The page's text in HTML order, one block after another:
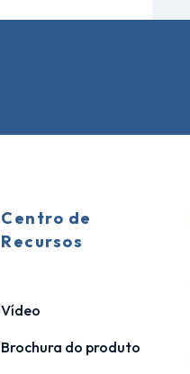
Centro de
Recursos
Vídeo
Brochura do produto